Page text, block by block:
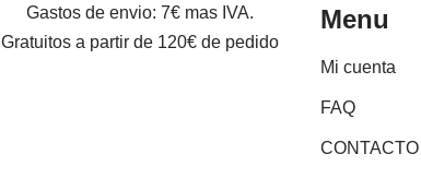
Gastos de envio: 7€ mas IVA.
Gratuitos a partir de 120€ de pedido
Menu
Mi cuenta
FAQ
CONTACTO